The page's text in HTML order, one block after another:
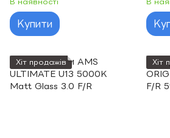
Купити
Хіт продажів Хіт